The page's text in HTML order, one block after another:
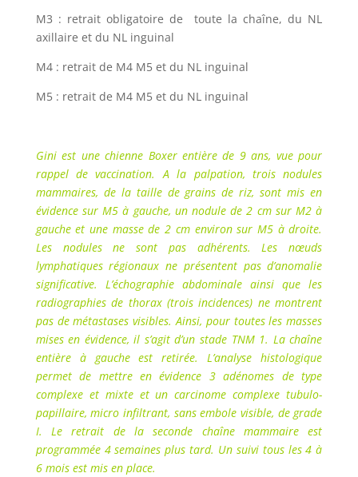
M3 : retrait obligatoire de toute la chaîne, du NL
axillaire et du NL inguinal
M4 : retrait de M4 M5 et du NL inguinal
M5 : retrait de M4 M5 et du NL inguinal
Gini est une chienne Boxer entière de 9 ans, vue pour
rappel de vaccination. A la palpation, trois nodules
mammaires, de la taille de grains de riz, sont mis en
évidence sur M5 à gauche, un nodule de 2 cm sur M2 à
gauche et une masse de 2 cm environ sur M5 à droite.
Les nodules ne sont pas adhérents. Les nœuds
lymphatiques régionaux ne présentent pas d’anomalie
significative. L’échographie abdominale ainsi que les
radiographies de thorax (trois incidences) ne montrent
pas de métastases visibles.Ainsi, pour toutes les masses
mises en évidence, il s’agit d’un stade TNM 1. La chaîne
entière à gauche est retirée. L’analyse histologique
permet de mettre en évidence 3 adénomes de type
complexe et mixte et un carcinome complexe tubulo-
papillaire, micro infiltrant, sans embole visible, de grade
I. Le retrait de la seconde chaîne mammaire est
programmée 4 semaines plus tard. Un suivi tous les 4 à
6 mois est mis en place.